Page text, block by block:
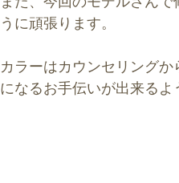
うに頑張ります。
カラーはカウンセリング
になるお手伝いが出来るよ